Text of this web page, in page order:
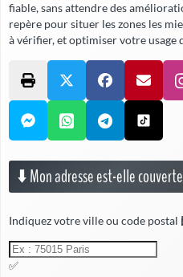
fiable,sans attendredes
repère pour situer les zones les
à vérifier, et optimiser votre usage
⬇️ Mon adresse est-elle
Indiquez votre ville ou code
✅